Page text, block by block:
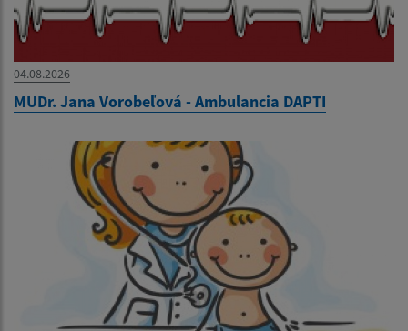
04.08.2026
MUDr. Jana Vorobeľová - Ambulancia DAPTI